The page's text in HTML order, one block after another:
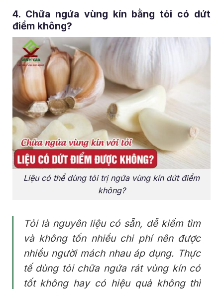
4. Chữa ngứa vùng kín bằng tỏi có dứt
điểm không?
Liệu có thể dùng tỏi trị ngứa vùng kín dứt điểm
không?
Tỏi là nguyên liệu có sẵn, dễ kiếm tìm
và không tốn nhiều chi phí nên được
nhiều người mách nhau áp dụng. Thực
tế dùng tỏi chữa ngứa rát vùng kín có
tốt không hay có hiệu quả không thì